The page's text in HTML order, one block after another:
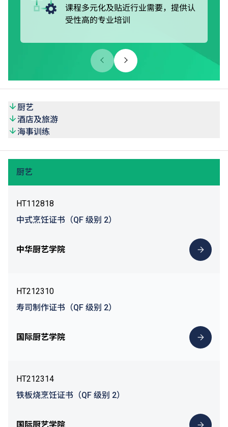
VTC文凭课程资历获得认可，学院亦会提供就业转介服务，
协助毕业生投身行业或不同的款待业机构。
海员训练课程
海事训练学院（MSTI）开办的初级全能海员证书课程获香
港海事处认可，符合国际海事组织标准，亦是本地船舶业训
练奬励计划内经核准的训练课程。
课程内容包括基本轮机及船艺知识、油轮及化学品船货物操
作基本训练、实务英语、消防及急救训练等，一般修读期为
23周。毕业生可投身为海员或海事相关行业的从业员。学
课程多元化及贴近行业需要，提供认
受性高的专业培训
厨艺
酒店及旅游
海事训练
厨艺
HT112818
中式烹饪证书（QF 级别 2）
中华厨艺学院
HT212310
寿司制作证书（QF 级别 2）
国际厨艺学院
HT212314
铁板烧烹饪证书（QF 级别 2）
国际厨艺学院